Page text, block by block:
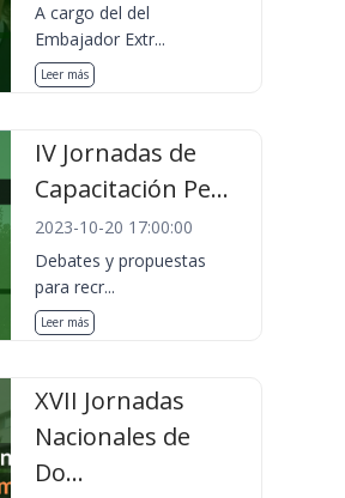
A cargo del del
Embajador Extr...
Leer más
IV Jornadas de
Capacitación Pe...
2023-10-20 17:00:00
Debates y propuestas
para recr...
Leer más
XVII Jornadas
Nacionales de
Do...